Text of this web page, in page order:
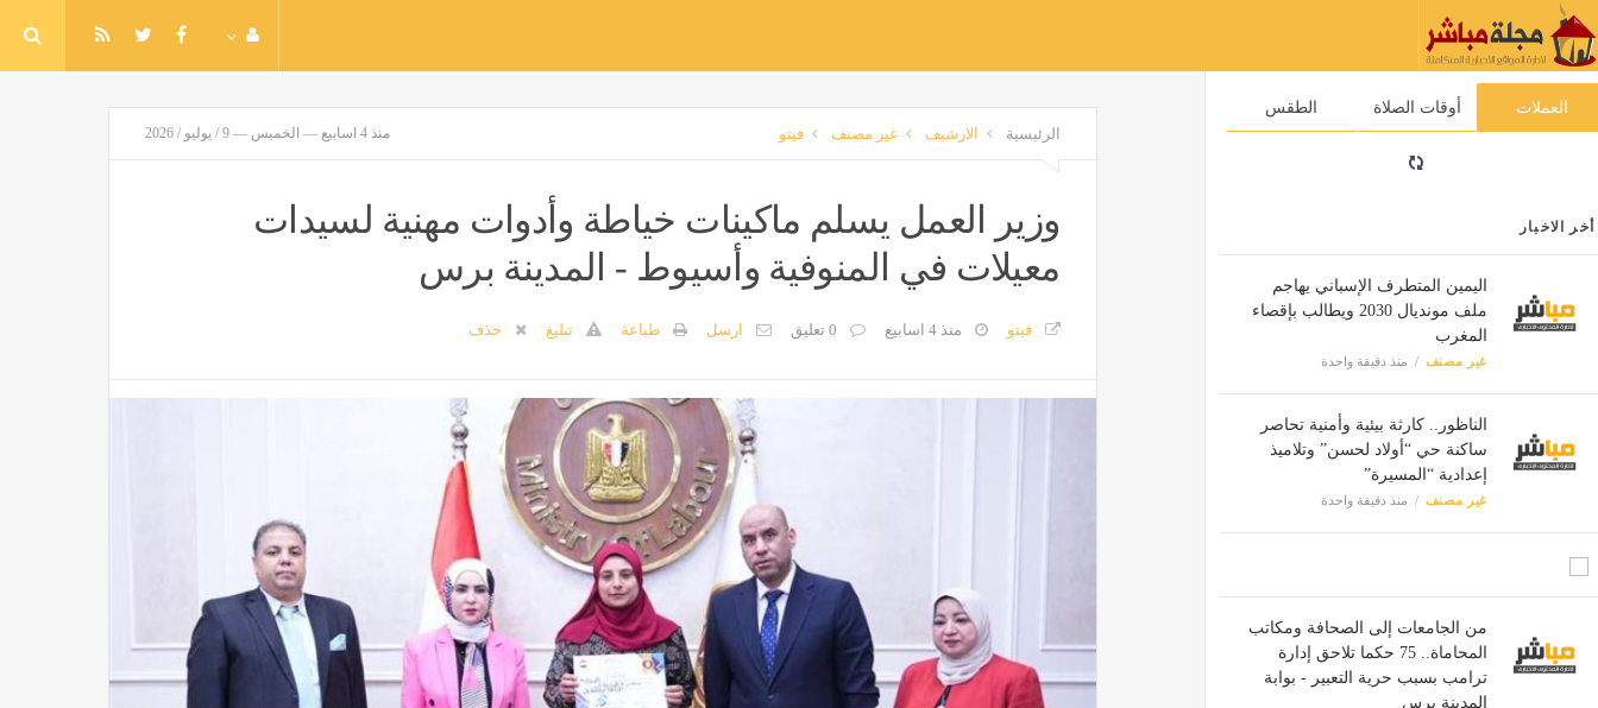
العملات أوقات الصلاة الطقس
أخر الاخبار
اليمين المتطرف الإسباني يهاجم
ملف مونديال 2030 ويطالب بإقصاء
المغرب
غير مصنف منذ دقيقة واحدة
الناظور.. كارثة بيئية وأمنية تحاصر
ساكنة حي “أولاد لحسن” وتلاميذ
إعدادية “المسيرة”
غير مصنف منذ دقيقة واحدة
من الجامعات إلى الصحافة ومكاتب
المحاماة.. 75 حكما تلاحق إدارة
ترامب بسبب حرية التعبير - بوابة
المدينة برس
الرئيسية الارشيف غير مصنف فيتو منذ 4 اسابيع — الخميس — 9 / يوليو / 2026
وزير العمل يسلم ماكينات خياطة وأدوات مهنية لسيدات
معيلات في المنوفية وأسيوط - المدينة برس
فيتو منذ 4 اسابيع 0 تعليق ارسل طباعة تبليغ حذف